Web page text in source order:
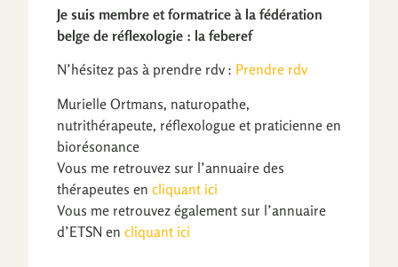
Je suis membre et formatrice à la fédération
belge de réflexologie : la feberef
N’hésitez pas à prendre rdv : Prendre rdv
Murielle Ortmans, naturopathe,
nutrithérapeute, réflexologue et praticienne en
biorésonance
Vous me retrouvez sur l’annuaire des
thérapeutes en cliquant ici
Vous me retrouvez également sur l’annuaire
d’ETSN en cliquant ici